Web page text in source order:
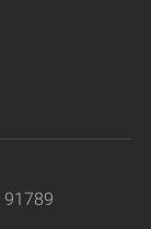
91789